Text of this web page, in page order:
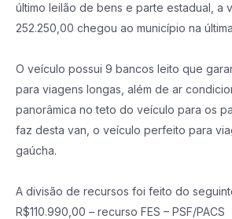
último leilão de bens e parte estadual, a
252.250,00 chegou ao município na
O veículo possui 9 bancos leito que
para viagens longas, além de ar
panorâmica no teto do veículo para os
faz desta van, o veículo perfeito para
gaúcha.
A divisão de recursos foi feito do
R$110.990,00 – recurso FES – PSF/PACS